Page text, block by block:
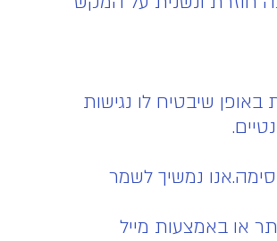
שיבטיח לו נגישות
נמשיך לשמר
או באמצעות מייל